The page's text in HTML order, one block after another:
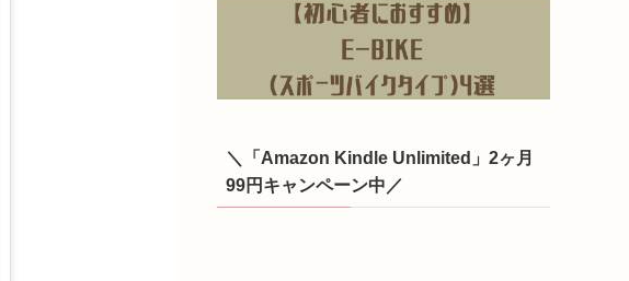
＼「Amazon Kindle Unlimited」2ヶ月
99円キャンペーン中／